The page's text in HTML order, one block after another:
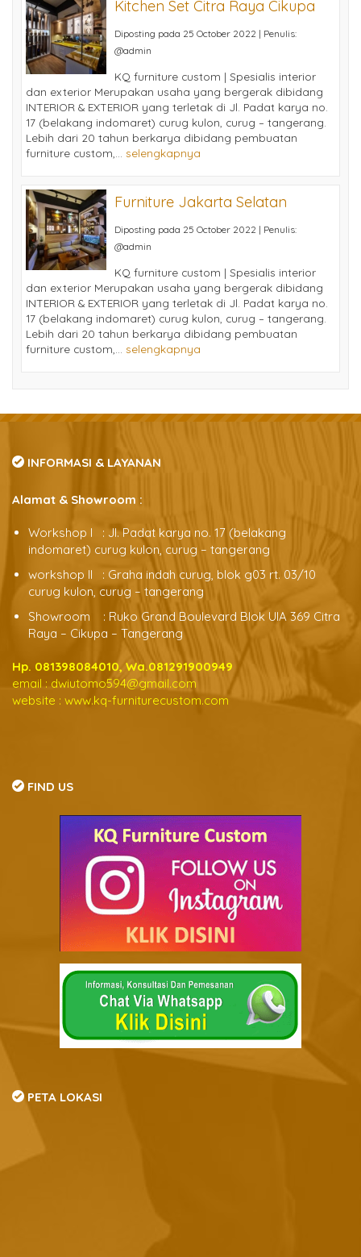
Kitchen Set Citra Raya Cikupa
Diposting pada 25 October 2022 | Penulis:
@admin
KQ furniture custom | Spesialis interior
dan exterior Merupakan usaha yang bergerak dibidang
INTERIOR & EXTERIOR yang terletak di Jl. Padat karya no.
17 (belakang indomaret) curug kulon, curug – tangerang.
Lebih dari 20 tahun berkarya dibidang pembuatan
furniture custom,... selengkapnya
Furniture Jakarta Selatan
Diposting pada 25 October 2022 | Penulis:
@admin
KQ furniture custom | Spesialis interior
dan exterior Merupakan usaha yang bergerak dibidang
INTERIOR & EXTERIOR yang terletak di Jl. Padat karya no.
17 (belakang indomaret) curug kulon, curug – tangerang.
Lebih dari 20 tahun berkarya dibidang pembuatan
furniture custom,... selengkapnya
INFORMASI & LAYANAN
Alamat & Showroom :
Workshop l : Jl. Padat karya no. 17 (belakang
indomaret) curug kulon, curug – tangerang
workshop ll : Graha indah curug, blok g03 rt. 03/10
curug kulon, curug – tangerang
Showroom : Ruko Grand Boulevard Blok UIA 369 Citra
Raya – Cikupa – Tangerang
Hp. 081398084010, Wa.081291900949
email : dwiutomo594@gmail.com
website : www.kq-furniturecustom.com
FIND US
PETA LOKASI